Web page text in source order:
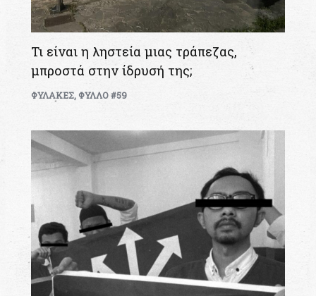
Τι είναι η ληστεία μιας τράπεζας,
μπροστά στην ίδρυσή της;
ΦΥΛΑΚΕΣ, ΦΥΛΛΟ #59